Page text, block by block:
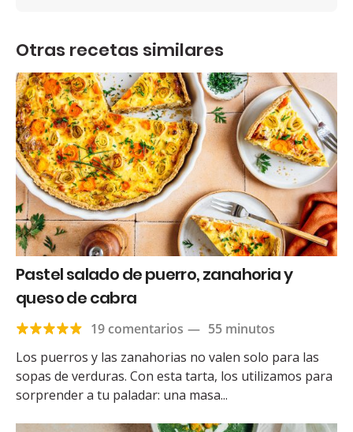
Otras recetas similares
Pastel salado de puerro, zanahoria y
queso de cabra
19 comentarios — 55 minutos
Los puerros y las zanahorias no valen solo para las
sopas de verduras. Con esta tarta, los utilizamos para
sorprender a tu paladar: una masa...